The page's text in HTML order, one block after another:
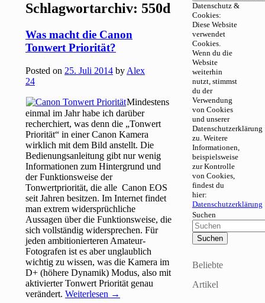
Schlagwortarchiv: 550d
Was macht die Canon
Tonwert Priorität?
Posted on 25. Juli 2014 by Alex
24
Mindestens
einmal im Jahr habe ich darüber
recherchiert, was denn die „Tonwert
Priorität“ in einer Canon Kamera
wirklich mit dem Bild anstellt. Die
Bedienungsanleitung gibt nur wenig
Informationen zum Hintergrund und
der Funktionsweise der
Tonwertpriorität, die alle Canon EOS
seit Jahren besitzen. Im Internet findet
man extrem widersprüchliche
Aussagen über die Funktionsweise, die
sich vollständig widersprechen. Für
jeden ambitionierteren Amateur-
Fotografen ist es aber unglaublich
wichtig zu wissen, was die Kamera im
D+ (höhere Dynamik) Modus, also mit
aktivierter Tonwert Priorität genau
verändert.Weiterlesen →
Datenschutz &
Cookies:
Diese Website
verwendet
Cookies.
Wenn du die
Website
weiterhin
nutzt, stimmst
du der
Verwendung
von Cookies
und unserer
Datenschutzerklärung
zu. Weitere
Informationen,
beispielsweise
zur Kontrolle
von Cookies,
findest du
hier:
Datenschutzerklärung
Suchen
Beliebte
Artikel